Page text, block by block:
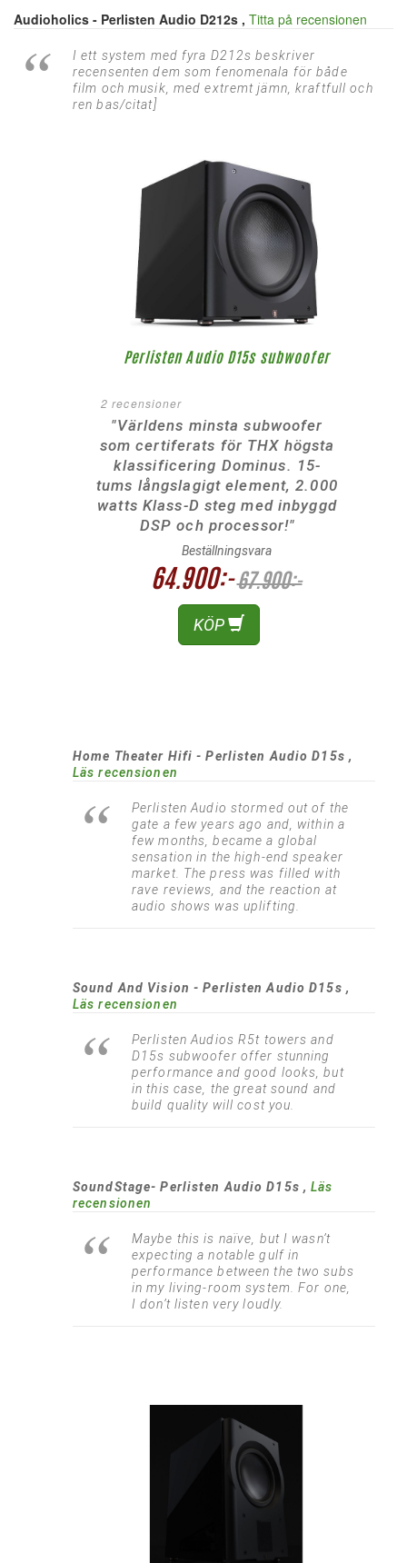
Audioholics - Perlisten Audio D212s , Titta på recensionen
I ett system med fyra D212s beskriver
recensenten dem som fenomenala för både
film och musik, med extremt jämn, kraftfull och
ren bas/citat]
Perlisten Audio D15s subwoofer
2 recensioner
"Världens minsta subwoofer
som certiferats för THX högsta
klassificering Dominus. 15-
tums långslagigt element, 2.000
watts Klass-D steg med inbyggd
DSP och processor!"
Beställningsvara
64.900:-67.900:-
KÖP
Home Theater Hifi - Perlisten Audio D15s ,
Läs recensionen
Perlisten Audio stormed out of the
gate a few years ago and, within a
few months, became a global
sensation in the high-end speaker
market. The press was filled with
rave reviews, and the reaction at
audio shows was uplifting.
Sound And Vision - Perlisten Audio D15s ,
Läs recensionen
Perlisten Audios R5t towers and
D15s subwoofer offer stunning
performance and good looks, but
in this case, the great sound and
build quality will cost you.
SoundStage- Perlisten Audio D15s ,Läs
recensionen
Maybe this is naïve, but I wasn’t
expecting a notable gulf in
performance between the two subs
in my living-room system. For one,
I don’t listen very loudly.